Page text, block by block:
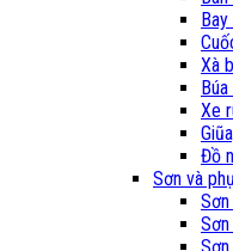
Xà
Xe
Đồ
Sơn và